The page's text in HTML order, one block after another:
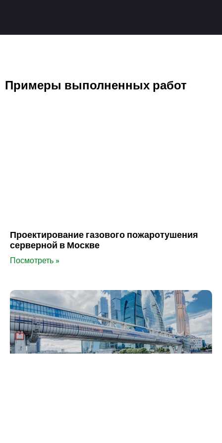
Примеры выполненных работ
Проектирование газового пожаротушения
серверной в Москве
Посмотреть »